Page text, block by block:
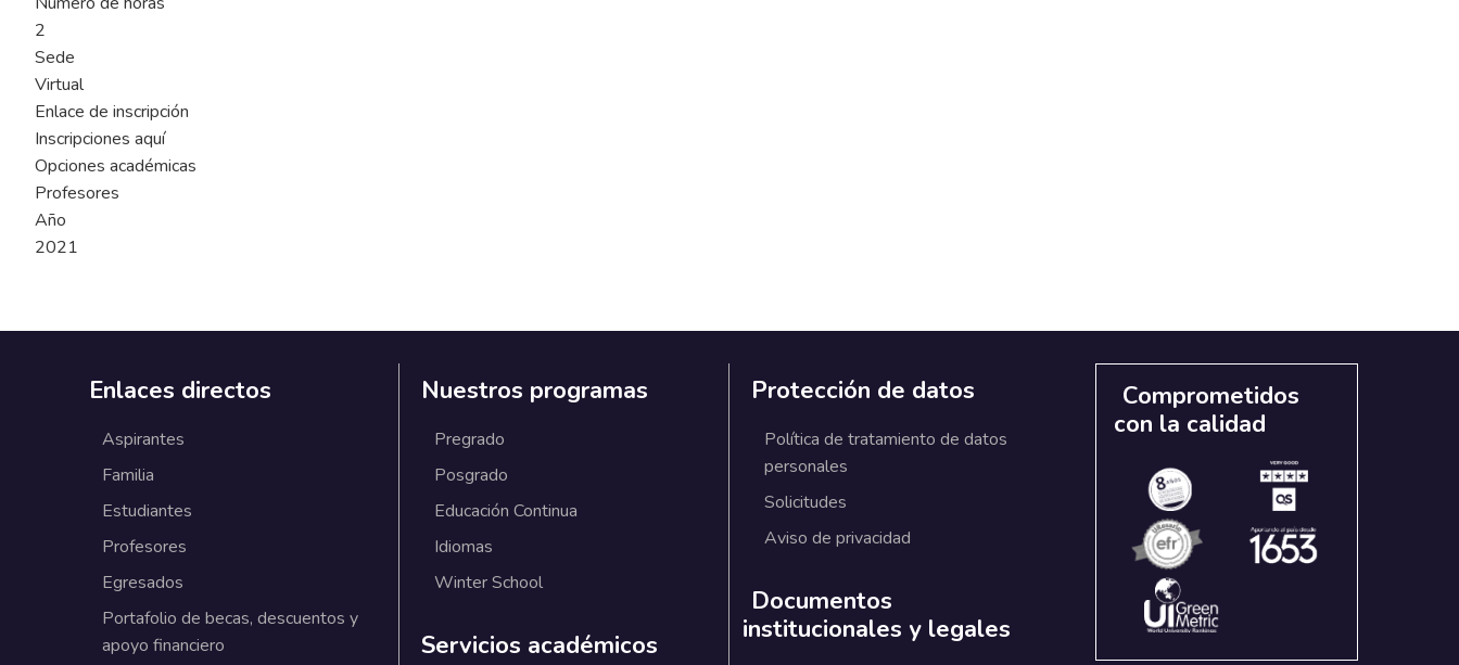
2
Sede
Virtual
Enlace de inscripción
Inscripciones aquí
Opciones académicas
Profesores
Año
2021
Enlaces directos
Aspirantes
Familia
Estudiantes
Profesores
Egresados
Portafolio de becas, descuentos y
apoyo financiero
Nuestros programas
Pregrado
Posgrado
Educación Continua
Idiomas
Winter School
Servicios académicos
Protección de datos
Política de tratamiento de datos
personales
Solicitudes
Aviso de privacidad
Documentos
institucionales y legales
Comprometidos
con la calidad